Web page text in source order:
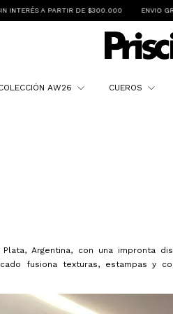
ENVIO GRATIS A PARTIR DE $300.000
AW26 CUEROS
Argentina, con una impronta
fusiona texturas, estampas y